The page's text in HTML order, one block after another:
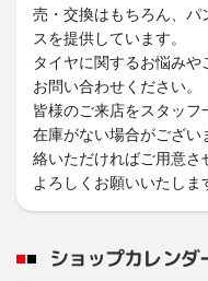
売・交換はもちろん、
スを提供しています。
タイヤに関するお悩み
お問い合わせください。
皆様のご来店をスタッフ
在庫がない場合がござい
絡いただければご用意さ
よろしくお願いいたしま
ショップカレンダ